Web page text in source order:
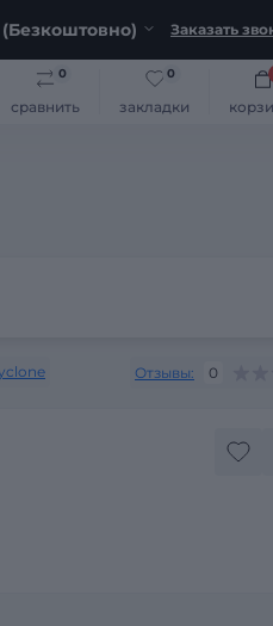
Заказать
сравнить
0
закладки
0
Отзывы: 0